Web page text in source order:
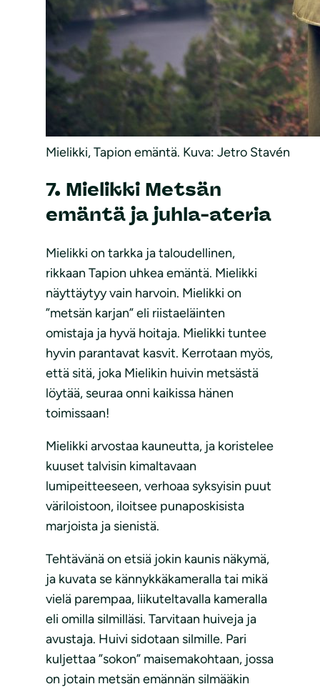
Mielikki, Tapion emäntä. Kuva: Jetro Stavén
7. Mielikki Metsän
emäntä ja juhla-ateria
Mielikki on tarkka ja taloudellinen,
rikkaan Tapion uhkea emäntä. Mielikki
näyttäytyy vain harvoin. Mielikki on
”metsän karjan” eli riistaeläinten
omistaja ja hyvä hoitaja. Mielikki tuntee
hyvin parantavat kasvit. Kerrotaan myös,
että sitä, joka Mielikin huivin metsästä
löytää, seuraa onni kaikissa hänen
toimissaan!
Mielikki arvostaa kauneutta, ja koristelee
kuuset talvisin kimaltavaan
lumipeitteeseen, verhoaa syksyisin puut
väriloistoon, iloitsee punaposkisista
marjoista ja sienistä.
Tehtävänä on etsiä jokin kaunis näkymä,
ja kuvata se kännykkäkameralla tai mikä
vielä parempaa, liikuteltavalla kameralla
eli omilla silmilläsi. Tarvitaan huiveja ja
avustaja. Huivi sidotaan silmille. Pari
kuljettaa ”sokon” maisemakohtaan, jossa
on jotain metsän emännän silmääkin